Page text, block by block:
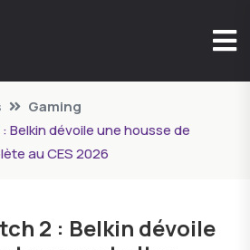
Gaming
Belkin dévoile une housse de
au CES 2026
2 : Belkin dévoile